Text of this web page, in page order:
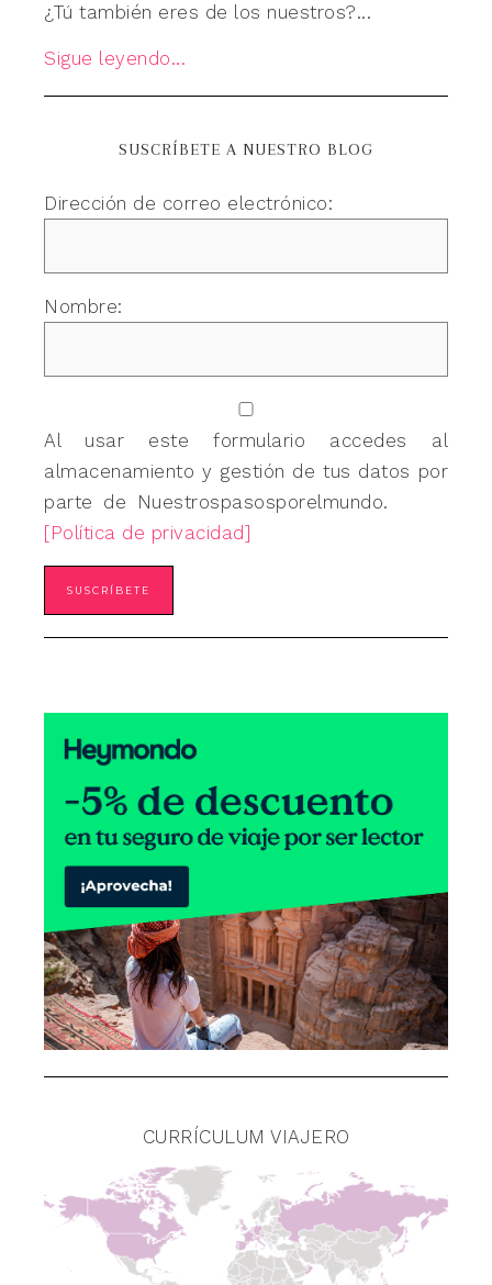
¿Tú también eres de los nuestros?...
Sigue leyendo...
SUSCRÍBETE A NUESTRO BLOG
Dirección de correo electrónico:
Nombre:
Al usar este formulario accedes al
almacenamiento y gestión de tus datos por
parte de Nuestrospasosporelmundo.
[Política de privacidad]
CURRÍCULUM VIAJERO